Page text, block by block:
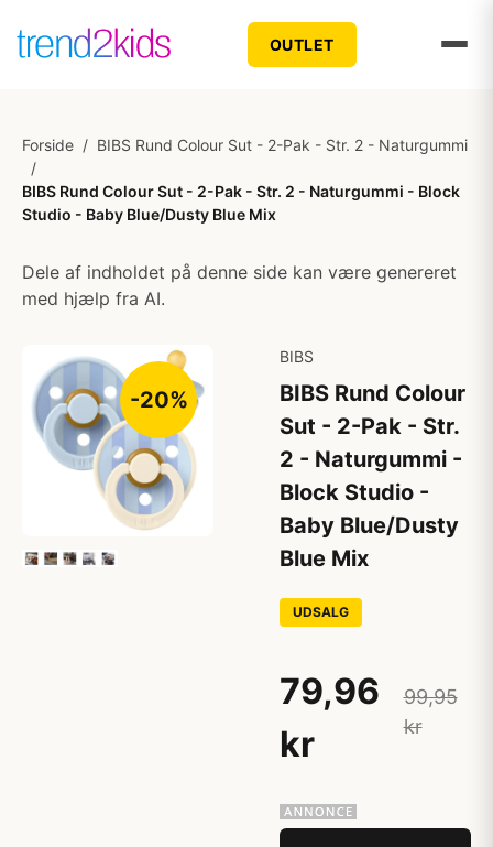
OUTLET
Forside / BIBS Rund Colour Sut - 2-Pak - Str. 2 - Naturgummi
/
BIBS Rund Colour Sut - 2-Pak - Str. 2 - Naturgummi - Block
Studio - Baby Blue/Dusty Blue Mix
Dele af indholdet på denne side kan være genereret
med hjælp fra AI.
-20%
BIBS
BIBS Rund Colour
Sut - 2-Pak - Str.
2 - Naturgummi -
Block Studio -
Baby Blue/Dusty
Blue Mix
UDSALG
79,96
kr
99,95
kr